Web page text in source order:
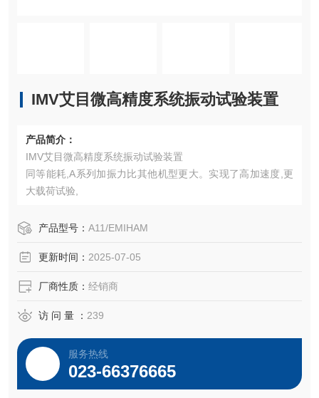
IMV艾目微高精度系统振动试验装置
产品简介：
IMV艾目微高精度系统振动试验装置
同等能耗,A系列加振力比其他机型更大。实现了高加速度,更
大载荷试验,
产品型号： A11/EMIHAM
更新时间： 2025-07-05
厂商性质： 经销商
访 问 量 ： 239
服务热线
023-66376665